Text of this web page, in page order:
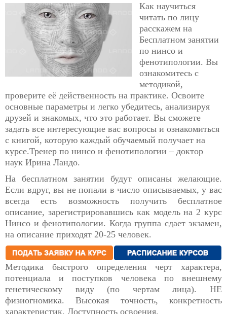
Как научиться
читать по лицу
расскажем на
Бесплатном занятии
по нинсо и
фенотипологии. Вы
ознакомитесь с
методикой,
проверите её действенность на практике. Освоите
основные параметры и легко убедитесь, анализируя
друзей и знакомых, что это работает. Вы сможете
задать все интересующие вас вопросы и ознакомиться
с книгой, которую каждый обучаемый получает на
курсе.Тренер по нинсо и фенотипологии – доктор
наук Ирина Ландо.
На бесплатном занятии будут описаны желающие.
Если вдруг, вы не попали в число описываемых, у вас
всегда есть возможность получить бесплатное
описание, зарегистрировавшись как модель на 2 курс
Нинсо и фенотипологии. Когда группа сдает экзамен,
на описание приходят 20-25 человек.
Методика быстрого определения черт характера,
потенциала и поступков человека по внешнему
генетическому виду (по чертам лица). НЕ
физиогномика. Высокая точность, конкретность
характеристик. Доступность освоения.